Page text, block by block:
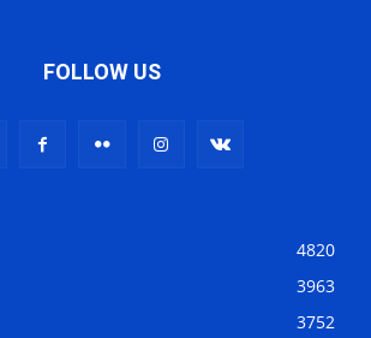
FOLLOW US
4820
3963
3752